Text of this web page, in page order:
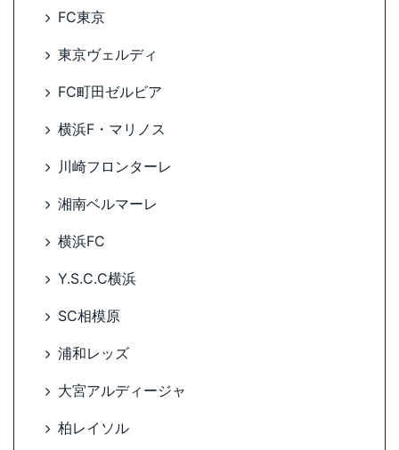
FC東京
東京ヴェルディ
FC町田ゼルビア
横浜F・マリノス
川崎フロンターレ
湘南ベルマーレ
横浜FC
Y.S.C.C横浜
SC相模原
浦和レッズ
大宮アルディージャ
柏レイソル